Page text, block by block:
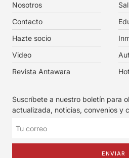
Nosotros
Contacto
Hazte socio
Video
Revista Antawara
Suscríbete a nuestro boletín para
actualizada, noticias, convenios y
ENVIAR